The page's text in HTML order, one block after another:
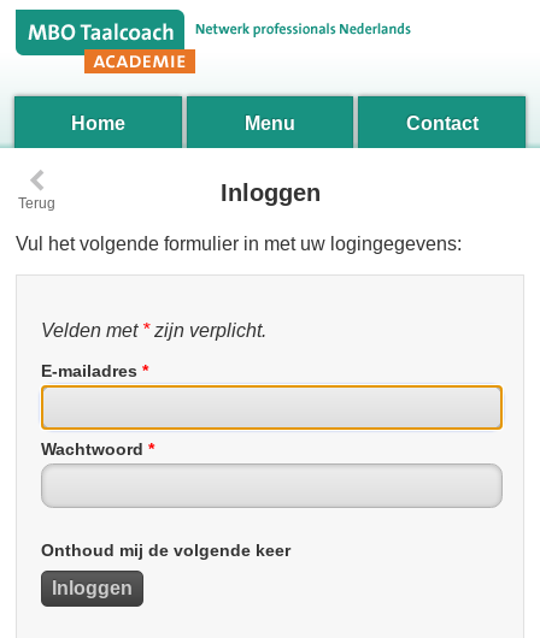
Home Menu Contact
‹
Terug Inloggen
Vul het volgende formulier in met uw logingegevens:
Velden met *zijn verplicht.
E-mailadres*
Wachtwoord*
Onthoud mij de volgende keer